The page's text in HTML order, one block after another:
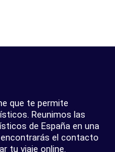
que te permite
Reunimos las
de España en una
el contacto
tu viaje online.